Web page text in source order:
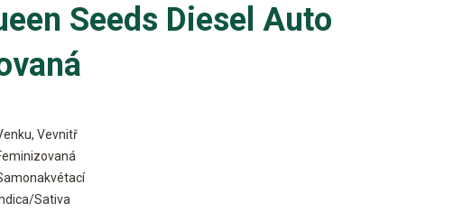
Seeds Diesel Auto
Vevnitř
Sativa